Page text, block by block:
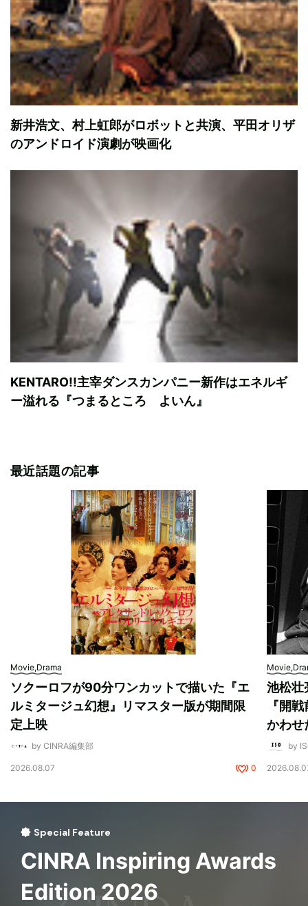
新井浩文、村上虹郎がロボットと共演、平田オリザ
のアンドロイド演劇が映画化
KENTARO!!主宰ダンスカンパニー新作はエネルギ
ー溢れる『つまるところ よいん』
最近話題の記事
Movie,Drama
ソクーロフが90分ワンカットで描いた『エ
ルミタージュ幻想』リマスター版が期間限
定上映
by CINRA編集部
2026.08.07 0
池松壮
『開
かわせ
by
Special Feature
CINRA Inspiring Awards
Edition 2026